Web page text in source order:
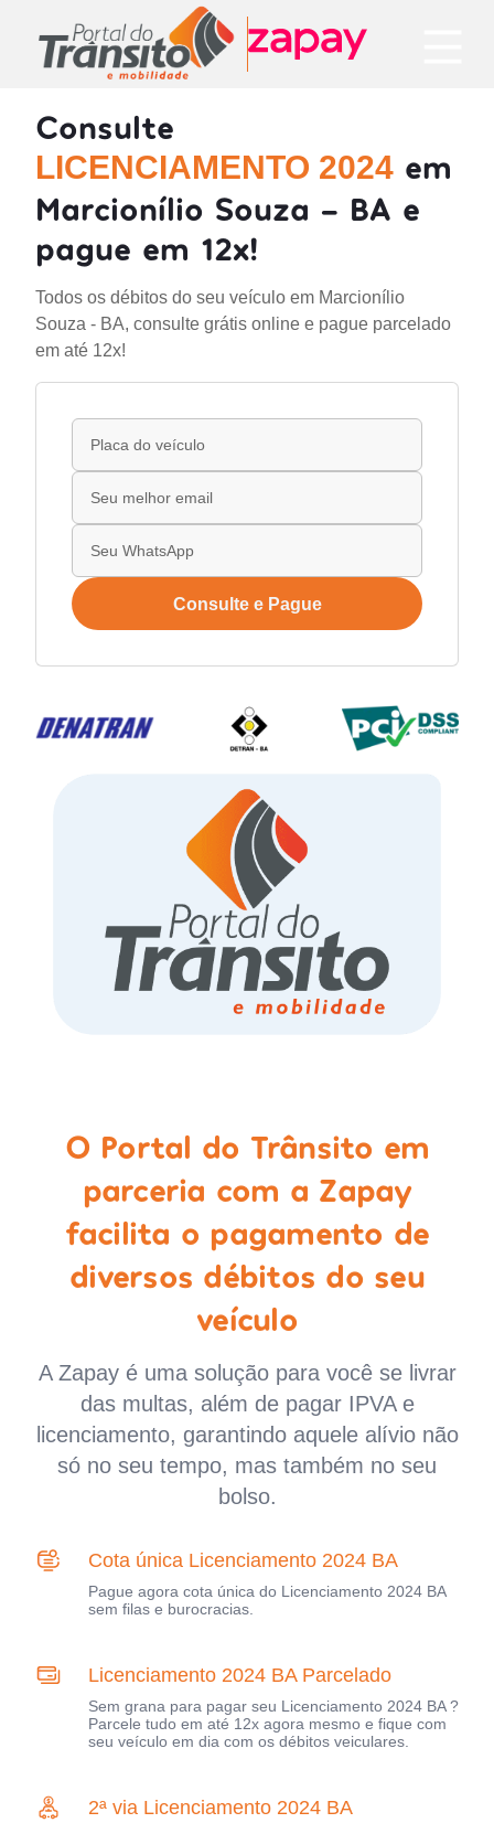
Consulte
LICENCIAMENTO 2024 em
Marcionílio Souza - BA e
pague em 12x!
Todos os débitos do seu veículo em Marcionílio
Souza - BA, consulte grátis online e pague parcelado
em até 12x!
Consulte e Pague
O Portal do Trânsito em
parceria com a Zapay
facilita o pagamento de
diversos débitos do seu
veículo
A Zapay é uma solução para você se livrar
das multas, além de pagar IPVA e
licenciamento, garantindo aquele alívio não
só no seu tempo, mas também no seu
bolso.
Cota única Licenciamento 2024 BA
Pague agora cota única do Licenciamento 2024 BA
sem filas e burocracias.
Licenciamento 2024 BA Parcelado
Sem grana para pagar seu Licenciamento 2024 BA ?
Parcele tudo em até 12x agora mesmo e fique com
seu veículo em dia com os débitos veiculares.
2ª via Licenciamento 2024 BA